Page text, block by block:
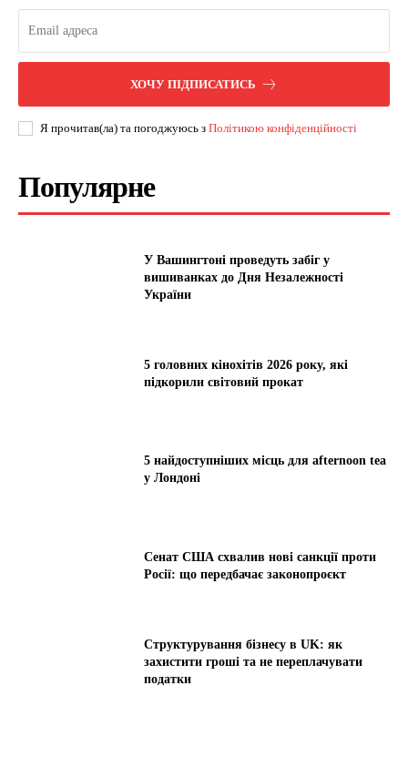
ХОЧУ ПІДПИСАТИСЬ
Я прочитав(ла) та погоджуюсь з Політикою конфіденційності
Популярне
У Вашингтоні проведуть забіг у
вишиванках до Дня Незалежності
України
5 головних кінохітів 2026 року, які
підкорили світовий прокат
5 найдоступніших місць для afternoon tea
у Лондоні
Сенат США схвалив нові санкції проти
Росії: що передбачає законопроєкт
Структурування бізнесу в UK: як
захистити гроші та не переплачувати
податки